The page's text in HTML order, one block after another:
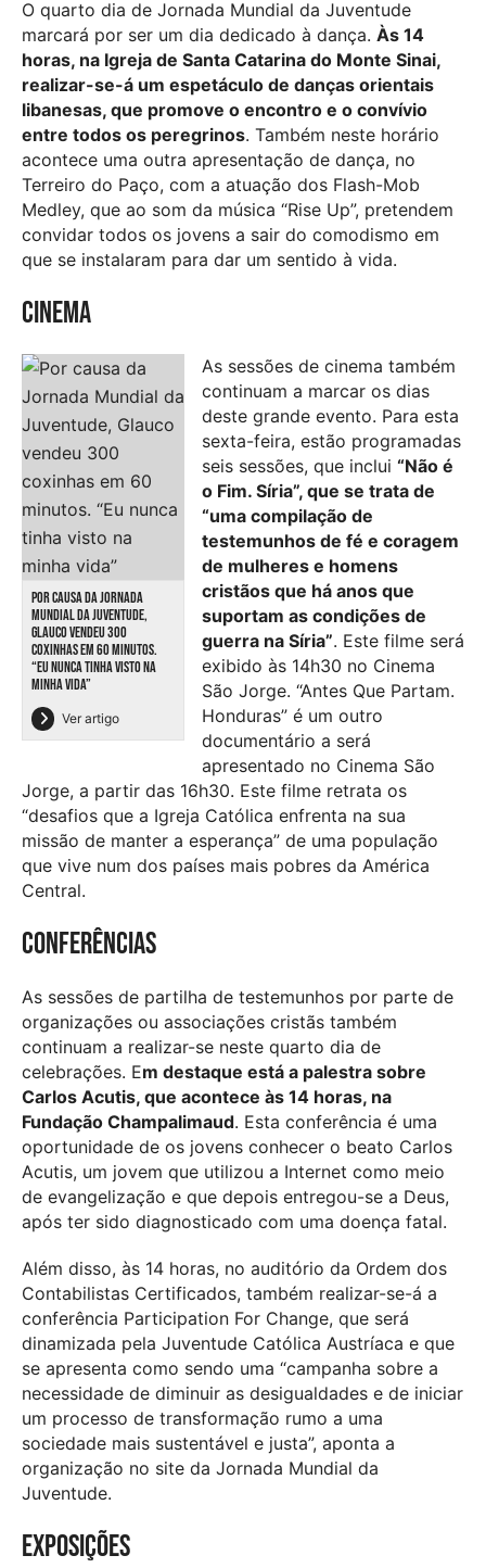
O quarto dia de Jornada Mundial da Juventude
marcará por ser um dia dedicado à dança. Às 14
horas, na Igreja de Santa Catarina do Monte Sinai,
realizar-se-á um espetáculo de danças orientais
libanesas, que promove o encontro e o convívio
entre todos os peregrinos. Também neste horário
acontece uma outra apresentação de dança, no
Terreiro do Paço, com a atuação dos Flash-Mob
Medley, que ao som da música “Rise Up”, pretendem
convidar todos os jovens a sair do comodismo em
que se instalaram para dar um sentido à vida.
Cinema
POR CAUSA DA JORNADA
MUNDIAL DA JUVENTUDE,
GLAUCO VENDEU 300
COXINHAS EM 60 MINUTOS.
“EU NUNCA TINHA VISTO NA
MINHA VIDA”
Ver artigo
As sessões de cinema também
continuam a marcar os dias
deste grande evento. Para esta
sexta-feira, estão programadas
seis sessões, que inclui “Não é
o Fim. Síria”, que se trata de
“uma compilação de
testemunhos de fé e coragem
de mulheres e homens
cristãos que há anos que
suportam as condições de
guerra na Síria”. Este filme será
exibido às 14h30 no Cinema
São Jorge. “Antes Que Partam.
Honduras” é um outro
documentário a será
apresentado no Cinema São
Jorge, a partir das 16h30. Este filme retrata os
“desafios que a Igreja Católica enfrenta na sua
missão de manter a esperança” de uma população
que vive num dos países mais pobres da América
Central.
Conferências
As sessões de partilha de testemunhos por parte de
organizações ou associações cristãs também
continuam a realizar-se neste quarto dia de
celebrações. Em destaque está a palestra sobre
Carlos Acutis, que acontece às 14 horas, na
Fundação Champalimaud. Esta conferência é uma
oportunidade de os jovens conhecer o beato Carlos
Acutis, um jovem que utilizou a Internet como meio
de evangelização e que depois entregou-se a Deus,
após ter sido diagnosticado com uma doença fatal.
Além disso, às 14 horas, no auditório da Ordem dos
Contabilistas Certificados, também realizar-se-á a
conferência Participation For Change, que será
dinamizada pela Juventude Católica Austríaca e que
se apresenta como sendo uma “campanha sobre a
necessidade de diminuir as desigualdades e de iniciar
um processo de transformação rumo a uma
sociedade mais sustentável e justa”, aponta a
organização no site da Jornada Mundial da
Juventude.
Exposições